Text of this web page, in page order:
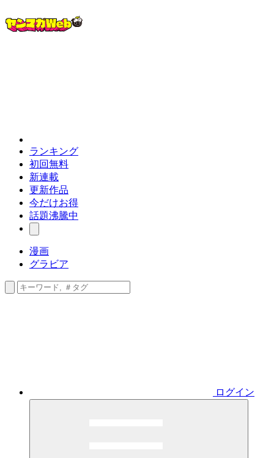
ランキング
初回無料
新連載
更新作品
今だけお得
話題沸騰中
漫画
グラビア
ログイン